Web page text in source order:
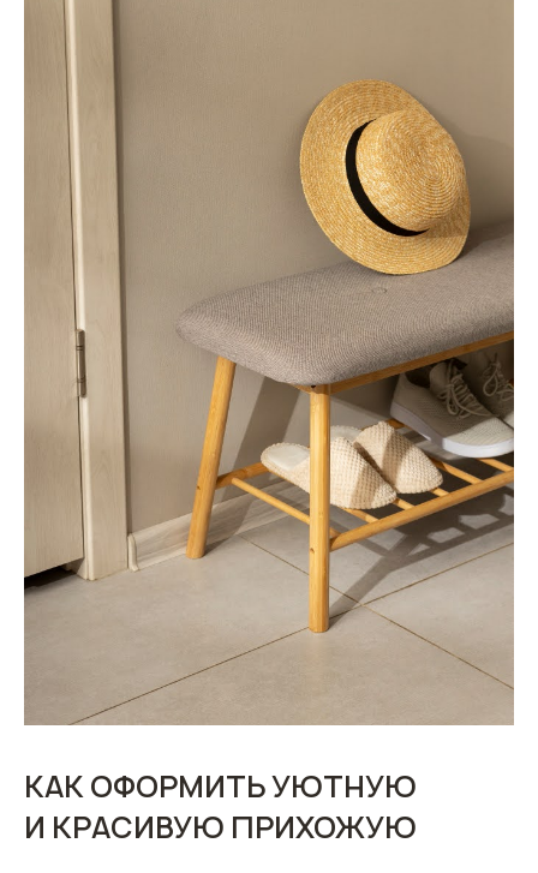
КАК ОФОРМИТЬ УЮТНУЮ
И КРАСИВУЮ ПРИХОЖУЮ